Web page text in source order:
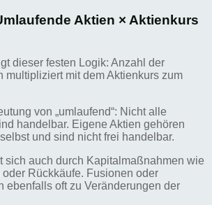
Aktien × Aktienkurs
dieser festen Logik: Anzahl der
multipliziert mit dem Aktienkurs zum
von „umlaufend“: Nicht alle
handelbar. Eigene Aktien gehören
und sind nicht frei handelbar.
sich auch durch Kapitalmaßnahmen wie
Rückkäufe. Fusionen oder
ebenfalls oft zu Veränderungen der